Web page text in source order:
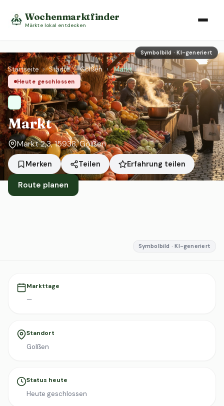
Wochenmarktfinder
Märkte lokal entdecken
Symbolbild · KI-generiert
Startseite › Städte › Golßen › Markt
Heute geschlossen
Markt
Markt 2,3, 15938, Golßen
Merken Teilen Erfahrung teilen
Route planen
Symbolbild · KI-generiert
Markttage
—
Standort
Golßen
Status heute
Heute geschlossen